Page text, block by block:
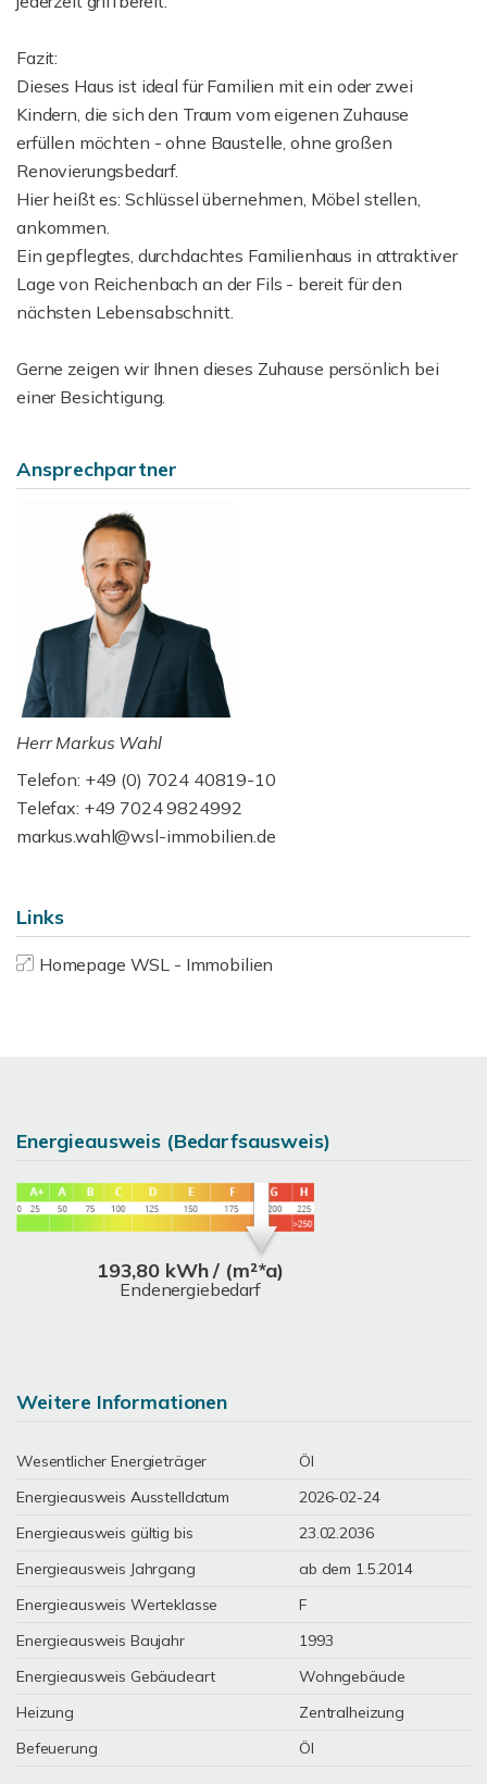
Fazit:
Dieses Haus ist ideal für Familien mit ein oder zwei
Kindern, die sich den Traum vom eigenen Zuhause
erfüllen möchten - ohne Baustelle, ohne großen
Renovierungsbedarf.
Hier heißt es: Schlüssel übernehmen, Möbel stellen,
ankommen.
Ein gepflegtes, durchdachtes Familienhaus in attraktiver
Lage von Reichenbach an der Fils - bereit für den
nächsten Lebensabschnitt.
Gerne zeigen wir Ihnen dieses Zuhause persönlich bei
einer Besichtigung.
Ansprechpartner
Herr Markus Wahl
Telefon: +49 (0) 7024 40819-10
Telefax: +49 7024 9824992
markus.wahl@wsl-immobilien.de
Links
Homepage WSL - Immobilien
Energieausweis (Bedarfsausweis)
193,80 kWh / (m²*a)
Endenergiebedarf
Weitere Informationen
Wesentlicher Energieträger
Öl
Energieausweis Ausstelldatum
2026-02-24
Energieausweis gültig bis
23.02.2036
Energieausweis Jahrgang
ab dem 1.5.2014
Energieausweis Werteklasse
F
Energieausweis Baujahr
1993
Energieausweis Gebäudeart
Wohngebäude
Heizung
Zentralheizung
Befeuerung
Öl